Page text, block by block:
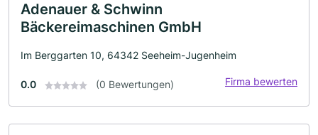
Adenauer & Schwinn
Bäckereimaschinen GmbH
Im Berggarten 10, 64342 Seeheim-Jugenheim
0.0 (0 Bewertungen) Firma bewerten